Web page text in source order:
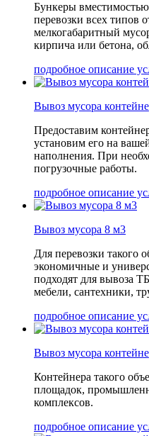
Бункеры
перевозки всех типов
мелкогабаритный
кирпича или бетона,
подробное описание
Вывоз мусора
Предоставим
установим его на
наполнения. При
погрузочные работы.
подробное описание
Вывоз мусора 8 м3
Для перевозки такого
экономичные и
подходят для вывоза
мебели, сантехники,
подробное описание
Вывоз мусора
Контейнера такого
площадок,
комплексов.
подробное описание